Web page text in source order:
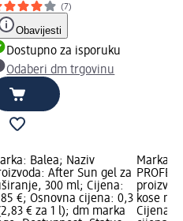
(7)
Obavijesti
Dostupno za isporuku
Odaberi dm trgovinu
Balea; Naziv
After Sun gel za
300 ml; Cijena:
€; Osnovna cijena: 0,3
€ za 1 l); dm marka
Marka:
kose na
Cijena: